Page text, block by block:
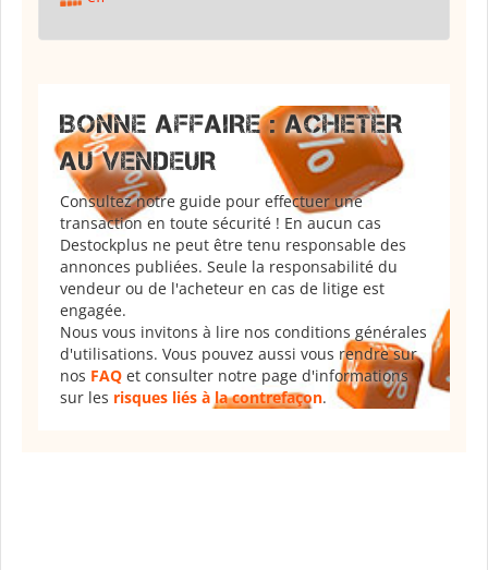
BONNE AFFAIRE : ACHETER
AU VENDEUR
Consultez notre guide pour effectuer une
transaction en toute sécurité ! En aucun cas
Destockplus ne peut être tenu responsable des
annonces publiées. Seule la responsabilité du
vendeur ou de l'acheteur en cas de litige est
engagée.
Nous vous invitons à lire nos conditions générales
d'utilisations. Vous pouvez aussi vous rendre sur
nos FAQ et consulter notre page d'informations
sur les risques liés à la contrefaçon.